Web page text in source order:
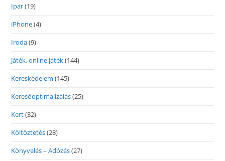
Ipar(19)
iPhone(4)
Iroda(9)
Játék, online játék(144)
Kereskedelem (145)
Keresőoptimalizálás(25)
Kert(32)
Költöztetés(28)
Könyvelés – Adózás(27)